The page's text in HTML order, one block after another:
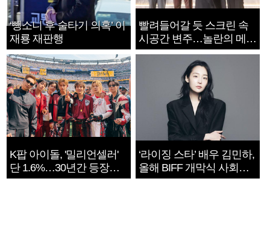
‘뺑소니 후 술타기 의혹’ 이
재룡 재판행
빨려들어갈 듯 스크린 속
시공간 변주…놀란의 메시
지는 ‘전쟁 속죄’
K팝 아이돌, '밀리언셀러'
단 1.6%…30년간 등장
1182개팀 전수조사
‘라이징 스타’ 배우 김민하,
올해 BIFF 개막식 사회자
확정